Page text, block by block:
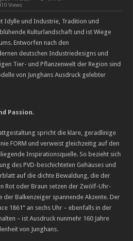
Emaillierens
L.U.C Full Strike im transparenten Saphir-
Views
Idylle und Industrie, Tradition und
Kulturlandschaft und ist Wiege
Entworfen nach den
deutschen Industriedesigns und
Tier- und Pflanzenwelt der Region sind
von Junghans Ausdruck gelebter
Passion.
spricht die klare, geradlinige
FORM und verweist gleichzeitig auf den
Inspirationsquelle. So bezieht sich
des PVD-beschichteten Gehäuses und
auf die dichte Bewaldung, die der
Rot oder Braun setzen der Zwölf-Uhr-
der Balkenzeiger spannende Akzente. Der
1861“ an sechs Uhr – ebenfalls in der
– ist Ausdruck nunmehr 160 Jahre
von Junghans.